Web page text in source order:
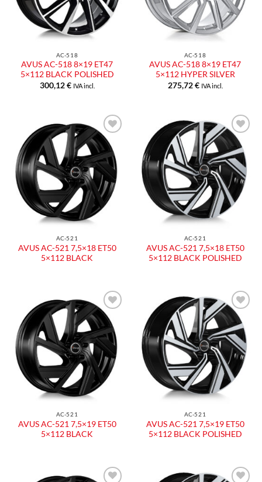
AC-518
AVUS AC-518 8×19 ET47
5×112 BLACK POLISHED
300,12€ IVA incl.
AC-518
AVUS AC-518 8×19 ET47
5×112 HYPER SILVER
275,72€ IVA incl.
Aggiungi
alla lista
dei
desideri
AC-521
AVUS AC-521 7,5×18 ET50
5×112 BLACK
Aggiungi
alla lista
dei
desideri
AC-521
AVUS AC-521 7,5×18 ET50
5×112 BLACK POLISHED
AC-521
AVUS AC-521 7,5×19 ET50
5×112 BLACK
AC-521
AVUS AC-521 7,5×19 ET50
5×112 BLACK POLISHED